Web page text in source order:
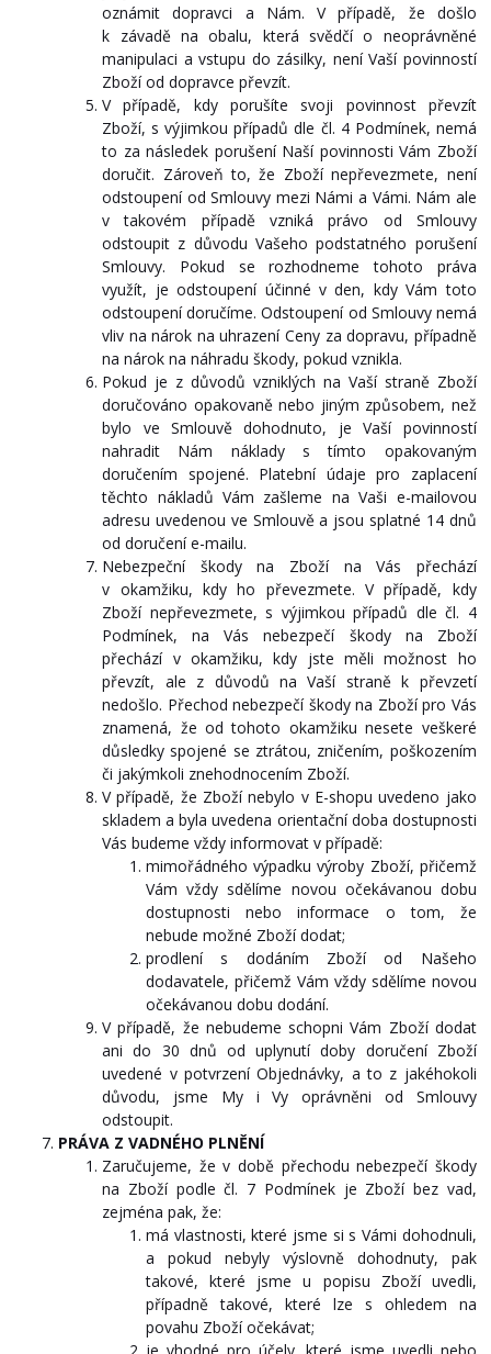
oznámit dopravci a Nám. V případě, že došlo
k závadě na obalu, která svědčí o neoprávněné
manipulaci a vstupu do zásilky, není Vaší povinností
Zboží od dopravce převzít.
V případě, kdy porušíte svoji povinnost převzít
Zboží, s výjimkou případů dle čl. 4 Podmínek, nemá
to za následek porušení Naší povinnosti Vám Zboží
doručit. Zároveň to, že Zboží nepřevezmete, není
odstoupení od Smlouvy mezi Námi a Vámi. Nám ale
v takovém případě vzniká právo od Smlouvy
odstoupit z důvodu Vašeho podstatného porušení
Smlouvy. Pokud se rozhodneme tohoto práva
využít, je odstoupení účinné v den, kdy Vám toto
odstoupení doručíme. Odstoupení od Smlouvy nemá
vliv na nárok na uhrazení Ceny za dopravu, případně
na nárok na náhradu škody, pokud vznikla.
Pokud je z důvodů vzniklých na Vaší straně Zboží
doručováno opakovaně nebo jiným způsobem, než
bylo ve Smlouvě dohodnuto, je Vaší povinností
nahradit Nám náklady s tímto opakovaným
doručením spojené. Platební údaje pro zaplacení
těchto nákladů Vám zašleme na Vaši e-mailovou
adresu uvedenou ve Smlouvě a jsou splatné 14 dnů
od doručení e-mailu.
Nebezpeční škody na Zboží na Vás přechází
v okamžiku, kdy ho převezmete. V případě, kdy
Zboží nepřevezmete, s výjimkou případů dle čl. 4
Podmínek, na Vás nebezpečí škody na Zboží
přechází v okamžiku, kdy jste měli možnost ho
převzít, ale z důvodů na Vaší straně k převzetí
nedošlo. Přechod nebezpečí škody na Zboží pro Vás
znamená, že od tohoto okamžiku nesete veškeré
důsledky spojené se ztrátou, zničením, poškozením
či jakýmkoli znehodnocením Zboží.
V případě, že Zboží nebylo v E-shopu uvedeno jako
skladem a byla uvedena orientační doba dostupnosti
Vás budeme vždy informovat v případě:
mimořádného výpadku výroby Zboží, přičemž
Vám vždy sdělíme novou očekávanou dobu
dostupnosti nebo informace o tom, že
nebude možné Zboží dodat;
prodlení s dodáním Zboží od Našeho
dodavatele, přičemž Vám vždy sdělíme novou
očekávanou dobu dodání.
V případě, že nebudeme schopni Vám Zboží dodat
ani do 30 dnů od uplynutí doby doručení Zboží
uvedené v potvrzení Objednávky, a to z jakéhokoli
důvodu, jsme My i Vy oprávněni od Smlouvy
odstoupit.
PRÁVA Z VADNÉHO PLNĚNÍ
Zaručujeme, že v době přechodu nebezpečí škody
na Zboží podle čl. 7 Podmínek je Zboží bez vad,
zejména pak, že:
má vlastnosti, které jsme si s Vámi dohodnuli,
a pokud nebyly výslovně dohodnuty, pak
takové, které jsme u popisu Zboží uvedli,
případně takové, které lze s ohledem na
povahu Zboží očekávat;
je vhodné pro účely, které jsme uvedli nebo